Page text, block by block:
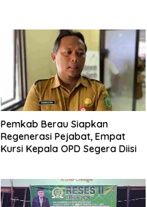
Pemkab Berau Siapkan
Regenerasi Pejabat, Empat
Kursi Kepala OPD Segera Diisi